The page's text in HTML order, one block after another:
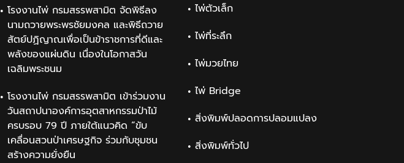
โรงงานไพ่ กรมสรรพสามิต จัดพิธีลง
นามถวายพระพรชัยมงคล และพิธีถวาย
สัตย์ปฏิญาณเพื่อเป็นข้าราชการที่ดีและ
พลังของแผ่นดิน เนื่องในโอกาสวัน
เฉลิมพระชนม
โรงงานไพ่ กรมสรรพสามิต เข้าร่วมงาน
วันสถาปนาองค์การอุตสาหกรรมป่าไม้
ครบรอบ 79 ปี ภายใต้แนวคิด “ขับ
เคลื่อนสวนป่าเศรษฐกิจ ร่วมกับชุมชน
สร้างความยั่งยืน
ไพ่ตัวเล็ก
ไพ่ที่ระลึก
ไพ่มวยไทย
ไพ่ Bridge
สิ่งพิมพ์ปลอดการปลอมแปลง
สิ่งพิมพ์ทั่วไป